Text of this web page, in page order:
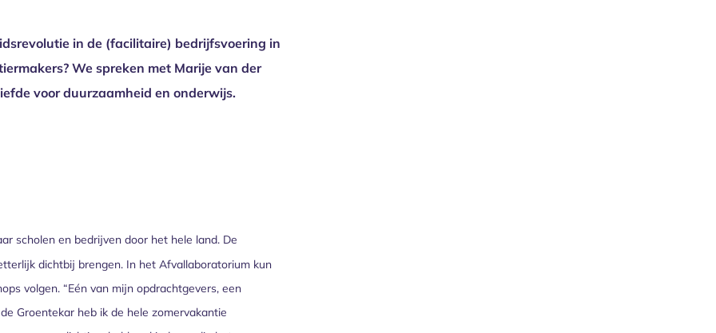
in de (facilitaire) bedrijfsvoering in
We spreken met Marije van der
voor duurzaamheid en onderwijs.
scholen en bedrijven door het hele land. De
dichtbij brengen. In het Afvallaboratorium kun
volgen. “Eén van mijn opdrachtgevers, een
Groentekar heb ik de hele zomervakantie